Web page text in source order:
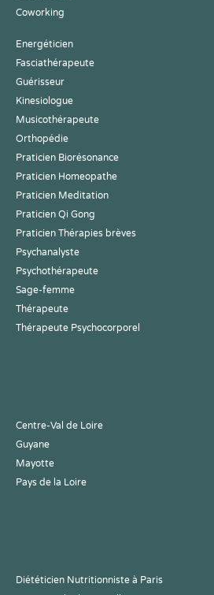
Coworking
Energéticien
Fasciathérapeute
Guérisseur
Kinesiologue
Musicothérapeute
Orthopédie
Praticien Biorésonance
Praticien Homeopathe
Praticien Meditation
Praticien Qi Gong
Praticien Thérapies brèves
Psychanalyste
Psychothérapeute
Sage-femme
Thérapeute
Thérapeute Psychocorporel
Centre-Val de Loire
Guyane
Mayotte
Pays de la Loire
Diététicien Nutritionniste à Paris